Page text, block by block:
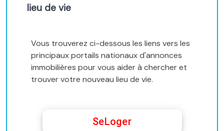
lieu de vie
Vous trouverez ci-dessous les liens vers les
principaux portails nationaux d'annonces
immobilières pour vous aider à chercher et
trouver votre nouveau lieu de vie.
SeLoger